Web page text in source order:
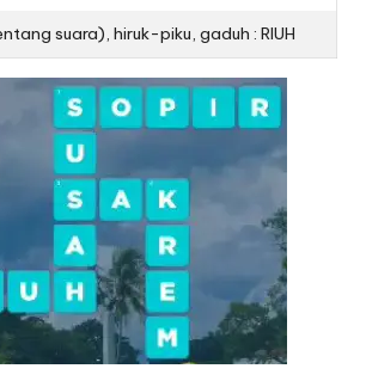
suara), hiruk-piku, gaduh : RIUH